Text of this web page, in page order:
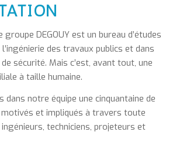
groupe DEGOUY est un bureau d’études
des travaux publics et dans
sécurité. Mais c’est, avant tout, une
à taille humaine.
dans notre équipe une cinquantaine de
et impliqués à travers toute
ingénieurs, techniciens, projeteurs et